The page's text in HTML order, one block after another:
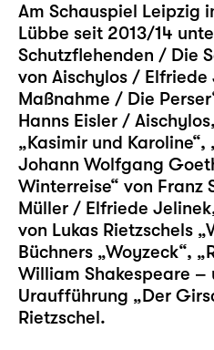
Am Schauspiel Leipzig
Lübbe seit 2013/14
Schutzflehenden / Die
von Aischylos / Elfriede
Maßnahme / Die
Hanns Eisler /
„Kasimir und Karoline“,
Johann Wolfgang
Winterreise“ von Franz
Müller / Elfriede
von Lukas Rietzschels
Büchners „Woyzeck“,
William Shakespeare –
Uraufführung „Der
Rietzschel.